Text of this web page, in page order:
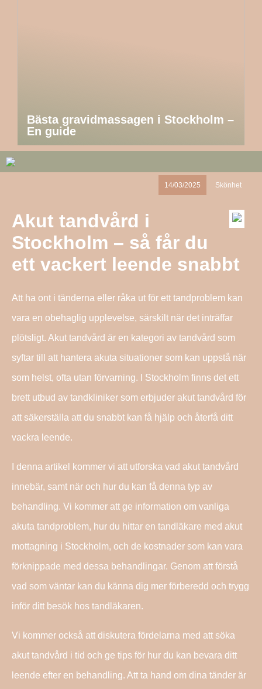
Bästa gravidmassagen i Stockholm –
En guide
14/03/2025 Skönhet
Akut tandvård i
Stockholm – så får du
ett vackert leende snabbt
Att ha ont i tänderna eller råka ut för ett tandproblem kan
vara en obehaglig upplevelse, särskilt när det inträffar
plötsligt. Akut tandvård är en kategori av tandvård som
syftar till att hantera akuta situationer som kan uppstå när
som helst, ofta utan förvarning. I Stockholm finns det ett
brett utbud av tandkliniker som erbjuder akut tandvård för
att säkerställa att du snabbt kan få hjälp och återfå ditt
vackra leende.
I denna artikel kommer vi att utforska vad akut tandvård
innebär, samt när och hur du kan få denna typ av
behandling. Vi kommer att ge information om vanliga
akuta tandproblem, hur du hittar en tandläkare med akut
mottagning i Stockholm, och de kostnader som kan vara
förknippade med dessa behandlingar. Genom att förstå
vad som väntar kan du känna dig mer förberedd och trygg
inför ditt besök hos tandläkaren.
Vi kommer också att diskutera fördelarna med att söka
akut tandvård i tid och ge tips för hur du kan bevara ditt
leende efter en behandling. Att ta hand om dina tänder är